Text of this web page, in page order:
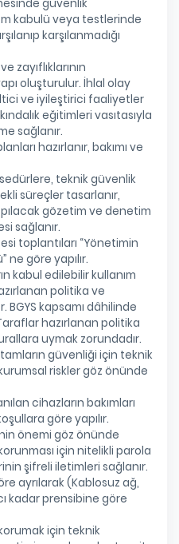
güvenlik
kabulü veya testlerinde
karşılanmadığı
zayıflıklarının
oluşturulur. İhlal olay
ve iyileştirici faaliyetler
eğitimleri vasıtasıyla
sağlanır.
hazırlanır, bakımı ve
teknik güvenlik
süreçler tasarlanır,
gözetim ve denetim
sağlanır.
toplantıları “Yönetimin
ne göre yapılır.
kabul edilebilir kullanım
politika ve
BGYS kapsamı dâhilinde
hazırlanan politika
uymak zorundadır.
güvenliği için teknik
riskler göz önünde
cihazların bakımları
göre yapılır.
önemi göz önünde
için nitelikli parola
şifreli iletimleri sağlanır.
ayrılarak (Kablosuz ağ,
kadar prensibine göre
için teknik